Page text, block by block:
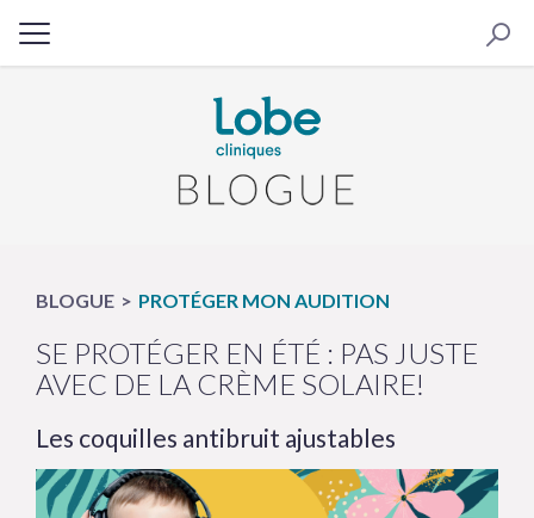
BLOGUE PROTÉGER MON AUDITION
SE PROTÉGER EN ÉTÉ : PAS JUSTE
AVEC DE LA CRÈME SOLAIRE!
Les coquilles antibruit ajustables